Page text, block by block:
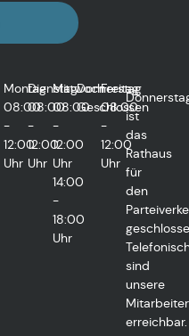
Montag
08:00
-
12:00
Uhr
Dienstag
08:00
-
12:00
Uhr
Mittwoch
08:00
-
12:00
Uhr
14:00
-
18:00
Uhr
Donnerstag
Geschlossen
Freitag
08:00
-
12:00
Uhr
ist
das
Rathaus
für
den
sind
unsere
Mitarbeiter
erreichbar.